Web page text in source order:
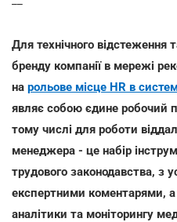
Для технічного відстеження
бренду компанії в мережі
на рольове місце HR в
являє собою єдине робочий
тому числі для роботи
менеджера - це набір
трудового законодавства, з
експертними коментарями,
аналітики та моніторингу